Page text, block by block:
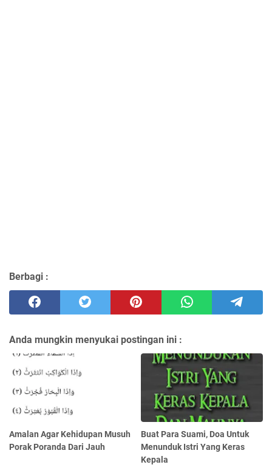
Berbagi :
Anda mungkin menyukai postingan ini :
Amalan Agar Kehidupan Musuh
Porak Poranda Dari Jauh
Buat Para Suami, Doa Untuk
Menunduk Istri Yang Keras
Kepala